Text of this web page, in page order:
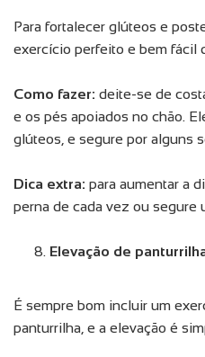
Para fortalecer glúteos e
exercício perfeito e bem fácil
Como fazer: deite-se de
e os pés apoiados no chão.
glúteos, e segure por alguns
Dica extra: para aumentar a
perna de cada vez ou segure
Elevação de
É sempre bom incluir um
panturrilha, e a elevação é